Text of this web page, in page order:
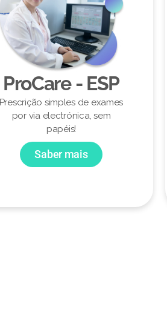
ProCare - ESP
Prescrição simples de exames
por via electrónica, sem
papéis!
Saber mais